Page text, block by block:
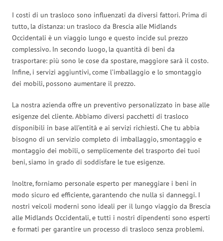
I costi di un trasloco sono influenzati da diversi fattori. Prima di
tutto, la distanza: un trasloco da Brescia alle Midlands
Occidentali è un viaggio lungo e questo incide sul prezzo
complessivo. In secondo luogo, la quantità di beni da
trasportare: più sono le cose da spostare, maggiore sarà il costo.
Infine, i servizi aggiuntivi, come l’imballaggio e lo smontaggio
dei mobili, possono aumentare il prezzo.
La nostra azienda offre un preventivo personalizzato in base alle
esigenze del cliente. Abbiamo diversi pacchetti di trasloco
disponibili in base all’entità e ai servizi richiesti. Che tu abbia
bisogno di un servizio completo di imballaggio, smontaggio e
montaggio dei mobili, o semplicemente del trasporto dei tuoi
beni, siamo in grado di soddisfare le tue esigenze.
Inoltre, forniamo personale esperto per maneggiare i beni in
modo sicuro ed efficiente, garantendo che nulla si danneggi. I
nostri veicoli moderni sono ideali per il lungo viaggio da Brescia
alle Midlands Occidentali, e tutti i nostri dipendenti sono esperti
e formati per garantire un processo di trasloco senza problemi.